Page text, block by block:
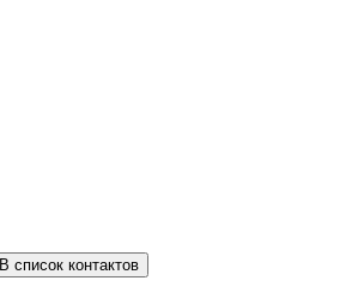
В список контактов